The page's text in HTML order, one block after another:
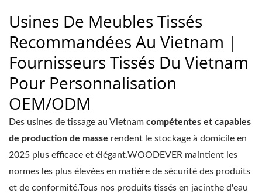
Usines De Meubles Tissés
Recommandées Au Vietnam｜
Fournisseurs Tissés Du Vietnam
Pour Personnalisation
OEM/ODM
Des usines de tissage au Vietnam compétentes et capables
de production de masse rendent le stockage à domicile en
2025 plus efficace et élégant.WOODEVER maintient les
normes les plus élevées en matière de sécurité des produits
et de conformité.Tous nos produits tissés en jacinthe d'eau